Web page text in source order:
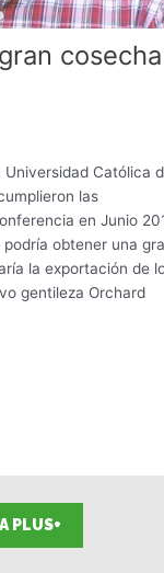
cosecha
Católica
las
en Junio
obtener una
la exportación de
gentileza Orchard
PLUS+